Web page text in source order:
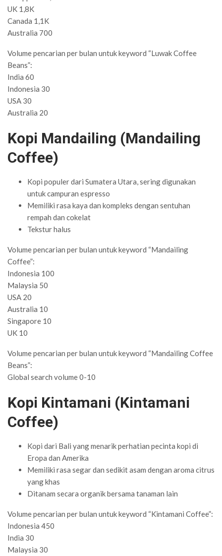
UK 1,8K
Canada 1,1K
Australia 700
Volume pencarian per bulan untuk keyword “Luwak Coffee
Beans”:
India 60
Indonesia 30
USA 30
Australia 20
Kopi Mandailing (Mandailing
Coffee)
Kopi populer dari Sumatera Utara, sering digunakan
untuk campuran espresso
Memiliki rasa kaya dan kompleks dengan sentuhan
rempah dan cokelat
Tekstur halus
Volume pencarian per bulan untuk keyword “Mandailing
Coffee”:
Indonesia 100
Malaysia 50
USA 20
Australia 10
Singapore 10
UK 10
Volume pencarian per bulan untuk keyword “Mandailing Coffee
Beans”:
Global search volume 0-10
Kopi Kintamani (Kintamani
Coffee)
Kopi dari Bali yang menarik perhatian pecinta kopi di
Eropa dan Amerika
Memiliki rasa segar dan sedikit asam dengan aroma citrus
yang khas
Ditanam secara organik bersama tanaman lain
Volume pencarian per bulan untuk keyword “Kintamani Coffee”:
Indonesia 450
India 30
Malaysia 30